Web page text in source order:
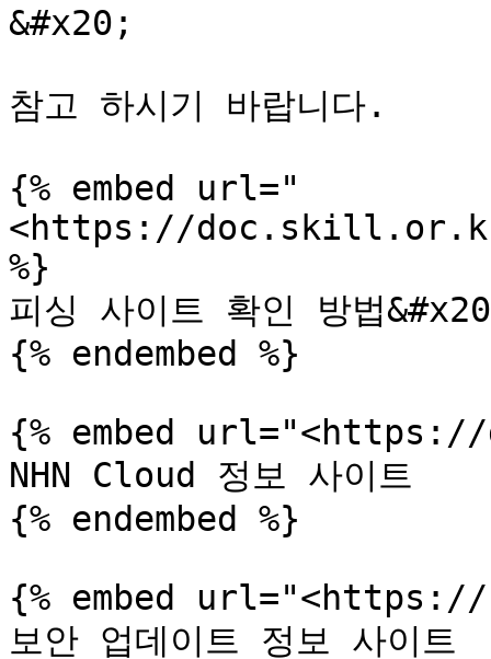
&#x20;
참고 하시기 바랍니다.
{% embed url="
<https://
%}
피싱 사이트 확인 방법
{% endembed %}
{% embed
NHN Cloud 정보 사이트
{% endembed %}
{% embed
보안 업데이트 정보 사이트